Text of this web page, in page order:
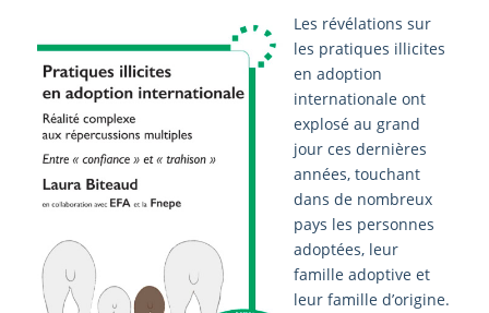
Les révélations sur
les pratiques illicites
en adoption
internationale ont
explosé au grand
jour ces dernières
années, touchant
dans de nombreux
pays les personnes
adoptées, leur
famille adoptive et
leur famille d’origine.